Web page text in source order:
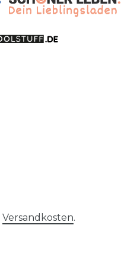
Versandkosten.